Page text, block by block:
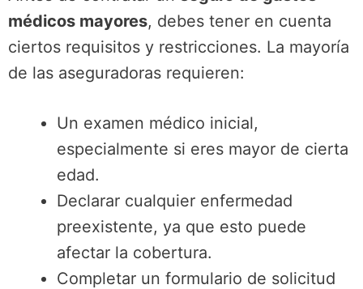
médicos mayores, debes tener en cuenta
ciertos requisitos y restricciones. La mayoría
de las aseguradoras requieren:
Un examen médico inicial,
especialmente si eres mayor de cierta
edad.
Declarar cualquier enfermedad
preexistente, ya que esto puede
afectar la cobertura.
Completar un formulario de solicitud